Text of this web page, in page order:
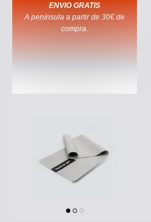
ENVIO GRATIS
A península a partir de 30€ de
compra.